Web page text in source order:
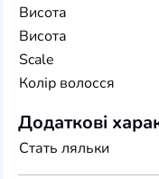
Висота
Висота
Scale
Колір волосся
Додаткові
Стать ляльки